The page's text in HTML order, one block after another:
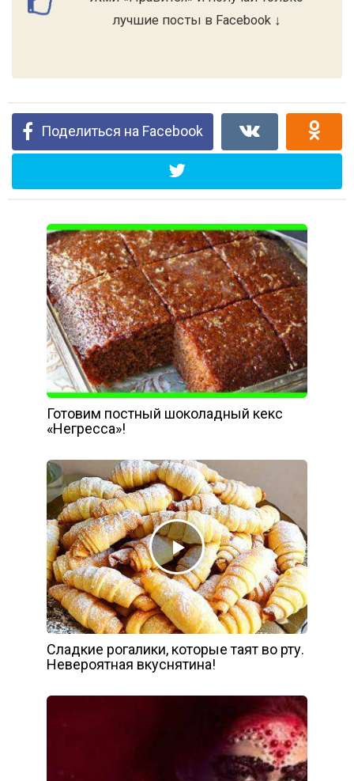
лучшие посты в Facebook ↓
Поделиться на Facebook
Готовим постный шоколадный кекс
«Негресса»!
Сладкие рогалики, которые таят во рту.
Невероятная вкуснятина!